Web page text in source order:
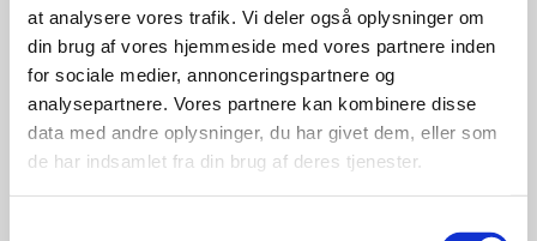
at analysere vores trafik. Vi deler også oplysninger om
din brug af vores hjemmeside med vores partnere inden
for sociale medier, annonceringspartnere og
analysepartnere. Vores partnere kan kombinere disse
data med andre oplysninger, du har givet dem, eller som
de har indsamlet fra din brug af deres tjenester.
Test
dine
argumenter